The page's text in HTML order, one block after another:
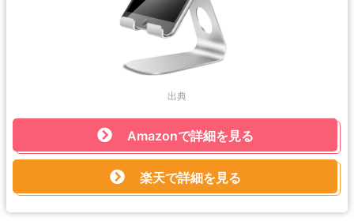
出典
Amazonで詳細を見る
楽天で詳細を見る